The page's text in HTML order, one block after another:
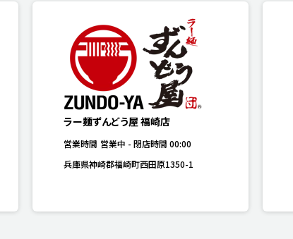
ラー麺ずんどう屋 福崎店
営業時間 営業中 - 閉店時間 00:00
兵庫県神崎郡福崎町西田原1350-1